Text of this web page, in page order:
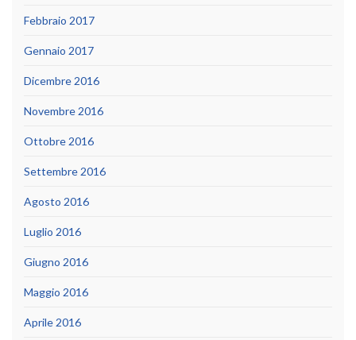
Febbraio 2017
Gennaio 2017
Dicembre 2016
Novembre 2016
Ottobre 2016
Settembre 2016
Agosto 2016
Luglio 2016
Giugno 2016
Maggio 2016
Aprile 2016